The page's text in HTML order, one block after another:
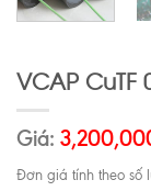
VCAP CuTF
Giá:
Đơn giá tính theo số